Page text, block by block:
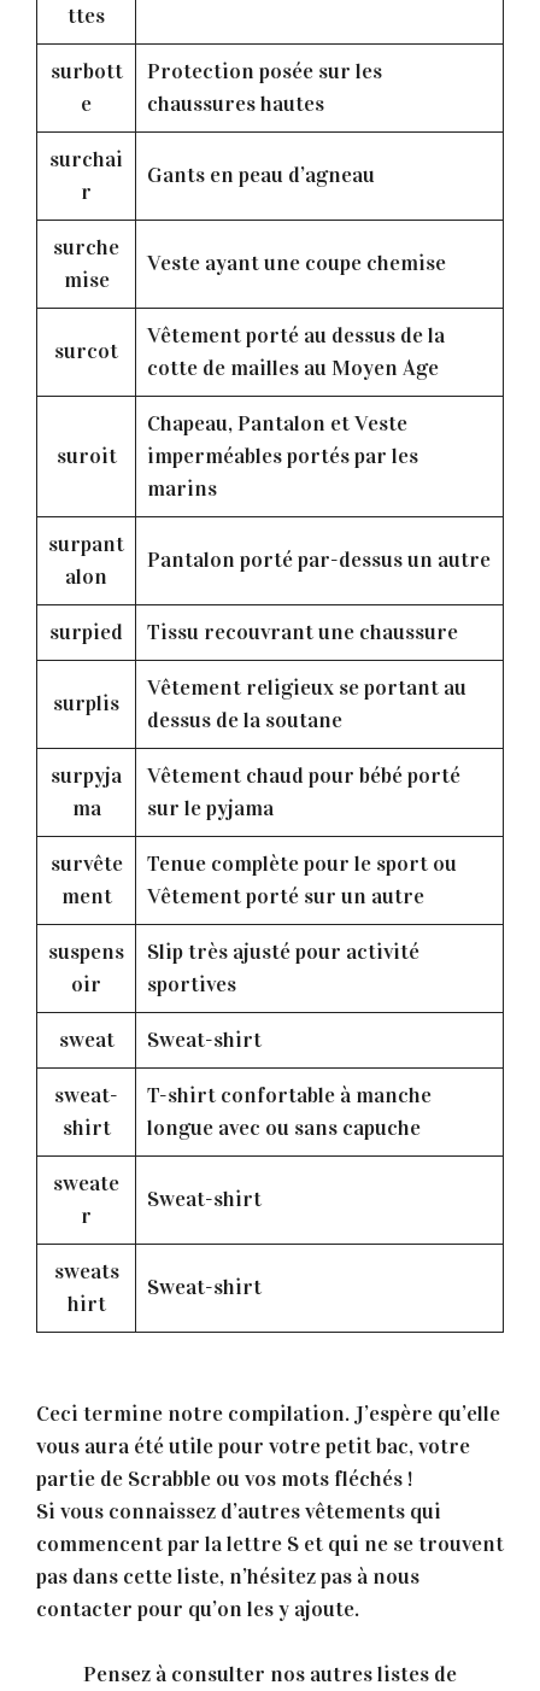
ttes
surbott
e
Protection posée sur les
chaussures hautes
surchai
r
Gants en peau d’agneau
surche
mise
Veste ayant une coupe chemise
surcot
Vêtement porté au dessus de la
cotte de mailles au Moyen Age
suroit
Chapeau, Pantalon et Veste
imperméables portés par les
marins
surpant
alon
Pantalon porté par-dessus un autre
surpied Tissu recouvrant une chaussure
surplis
Vêtement religieux se portant au
dessus de la soutane
surpyja
ma
Vêtement chaud pour bébé porté
sur le pyjama
survête
ment
Tenue complète pour le sport ou
Vêtement porté sur un autre
suspens
oir
Slip très ajusté pour activité
sportives
sweat Sweat-shirt
sweat-
shirt
T-shirt confortable à manche
longue avec ou sans capuche
sweate
r
Sweat-shirt
sweats
hirt
Sweat-shirt
Ceci termine notre compilation. J’espère qu’elle
vous aura été utile pour votre petit bac, votre
partie de Scrabble ou vos mots fléchés !
Si vous connaissez d’autres vêtements qui
commencent par la lettre S et qui ne se trouvent
pas dans cette liste, n’hésitez pas à nous
contacter pour qu’on les y ajoute.
Pensez à consulter nos autres listes de